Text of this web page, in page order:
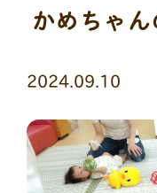
かめちゃん
2024.09.10